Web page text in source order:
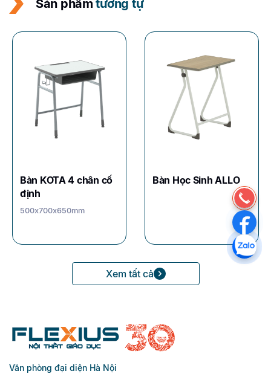
Sản phẩmtương tự
Bàn KOTA 4 chân cố
định
500x700x650mm
Bàn Học Sinh ALLO
Xem tất cả
Văn phòng đại diện Hà Nội